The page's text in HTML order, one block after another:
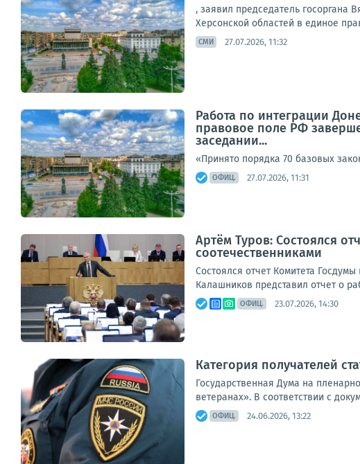
, заявил председатель госоргана
Херсонской областей в единое
СМИ 27.07.2026, 11:32
Работа по интеграции
правовое поле РФ
заседании...
«Принято порядка 70 базовых
ОФИЦ. 27.07.2026, 11:31
Артём Туров: Состоялся
соотечественниками
Состоялся отчет Комитета
Калашников представил отчет о
ОФИЦ. 23.07.2026, 14:30
Категория получателей
Государственная Дума на
ветеранах». В соответствии с
ОФИЦ. 24.06.2026, 13:22